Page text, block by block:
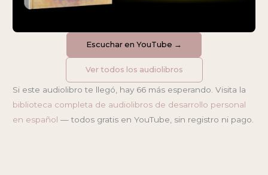
Escuchar en YouTube →
Ver todos los audiolibros
Si este audiolibro te llegó, hay 66 más esperando. Visita la
biblioteca completa de audiolibros de desarrollo personal
en español — todos gratis en YouTube, sin registro ni pago.